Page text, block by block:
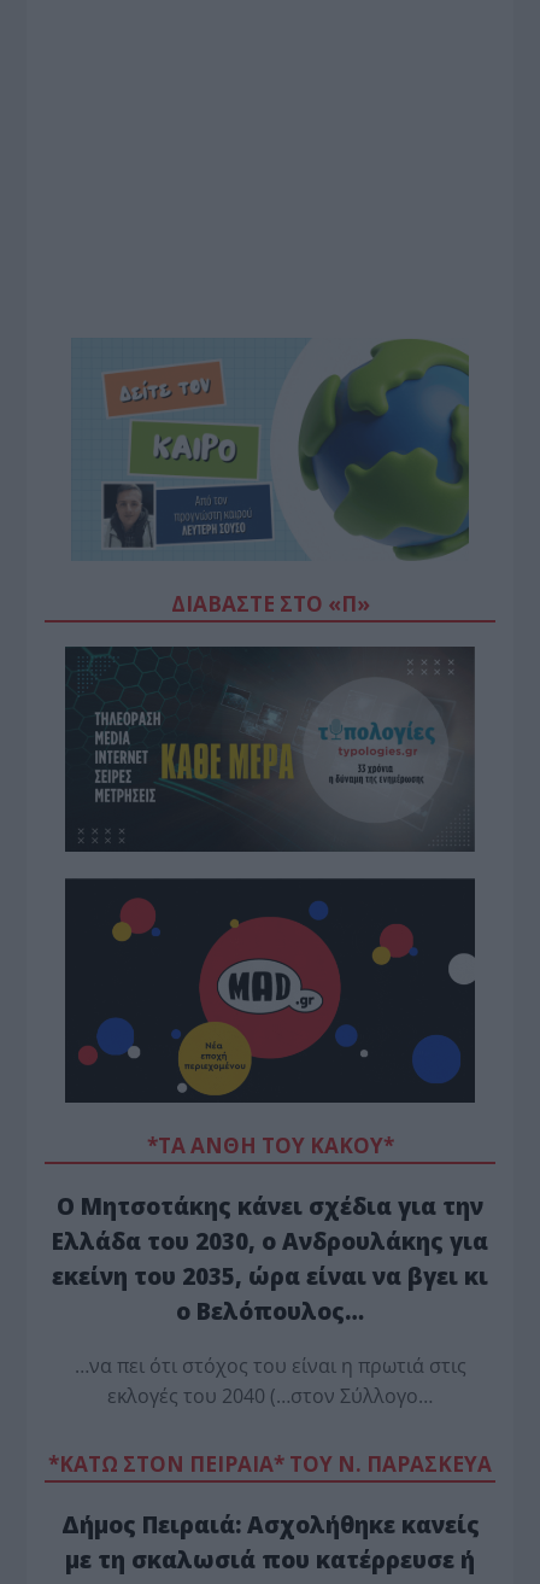
ΔΙΑΒΆΣΤΕ ΣΤΟ «Π»
*ΤΑ ΆΝΘΗ ΤΟΥ ΚΑΚΟΎ*
Ο Μητσοτάκης κάνει σχέδια για την
Ελλάδα του 2030, ο Ανδρουλάκης για
εκείνη του 2035, ώρα είναι να βγει κι
ο Βελόπουλος…
…να πει ότι στόχος του είναι η πρωτιά στις
εκλογές του 2040 (…στον Σύλλογο…
*ΚΑΤΩ ΣΤΟΝ ΠΕΙΡΑΙΑ* ΤΟΥ Ν. ΠΑΡΑΣΚΕΥΑ
Δήμος Πειραιά: Ασχολήθηκε κανείς
με τη σκαλωσιά που κατέρρευσε ή